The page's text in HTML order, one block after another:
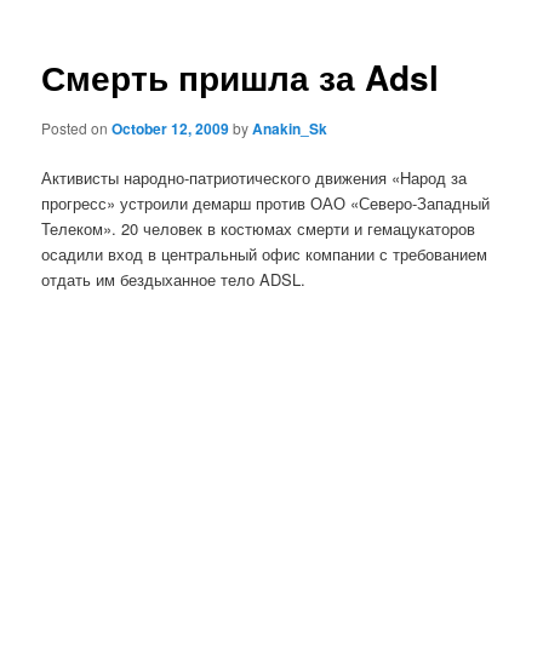
Смерть пришла за Adsl
Posted onOctober 12, 2009byAnakin_Sk
Активисты народно-патриотического движения «Народ за
прогресс» устроили демарш против ОАО «Северо-Западный
Телеком». 20 человек в костюмах смерти и гемацукаторов
осадили вход в центральный офис компании с требованием
отдать им бездыханное тело ADSL.